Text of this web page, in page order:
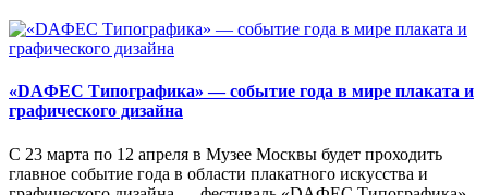
«DAФЕС Типографика» — событие года в мире плаката и
графического дизайна
С 23 марта по 12 апреля в Музее Москвы будет проходить
главное событие года в области плакатного искусства и